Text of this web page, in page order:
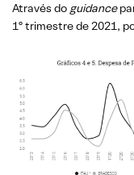
Através do guidance
1º trimestre de 2021,